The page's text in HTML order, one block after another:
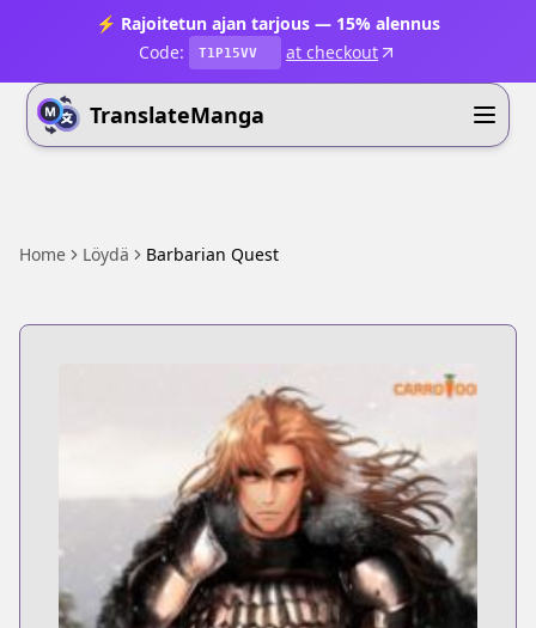
⚡ Rajoitetun ajan tarjous — 15% alennus
Code:
T1P15VV at checkout
TranslateManga
Home Löydä Barbarian Quest